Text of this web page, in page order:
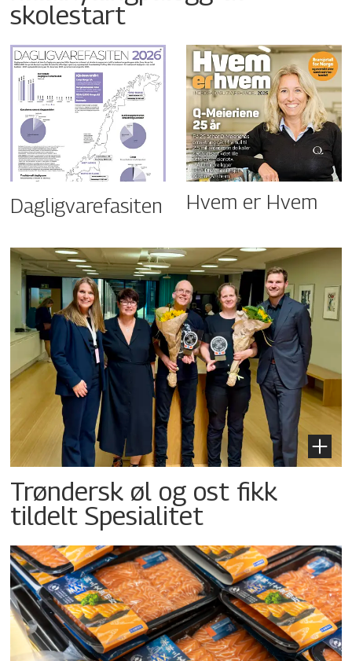
skolestart
Dagligvarefasiten Hvem er Hvem
Trøndersk øl og ost fikk
tildelt Spesialitet